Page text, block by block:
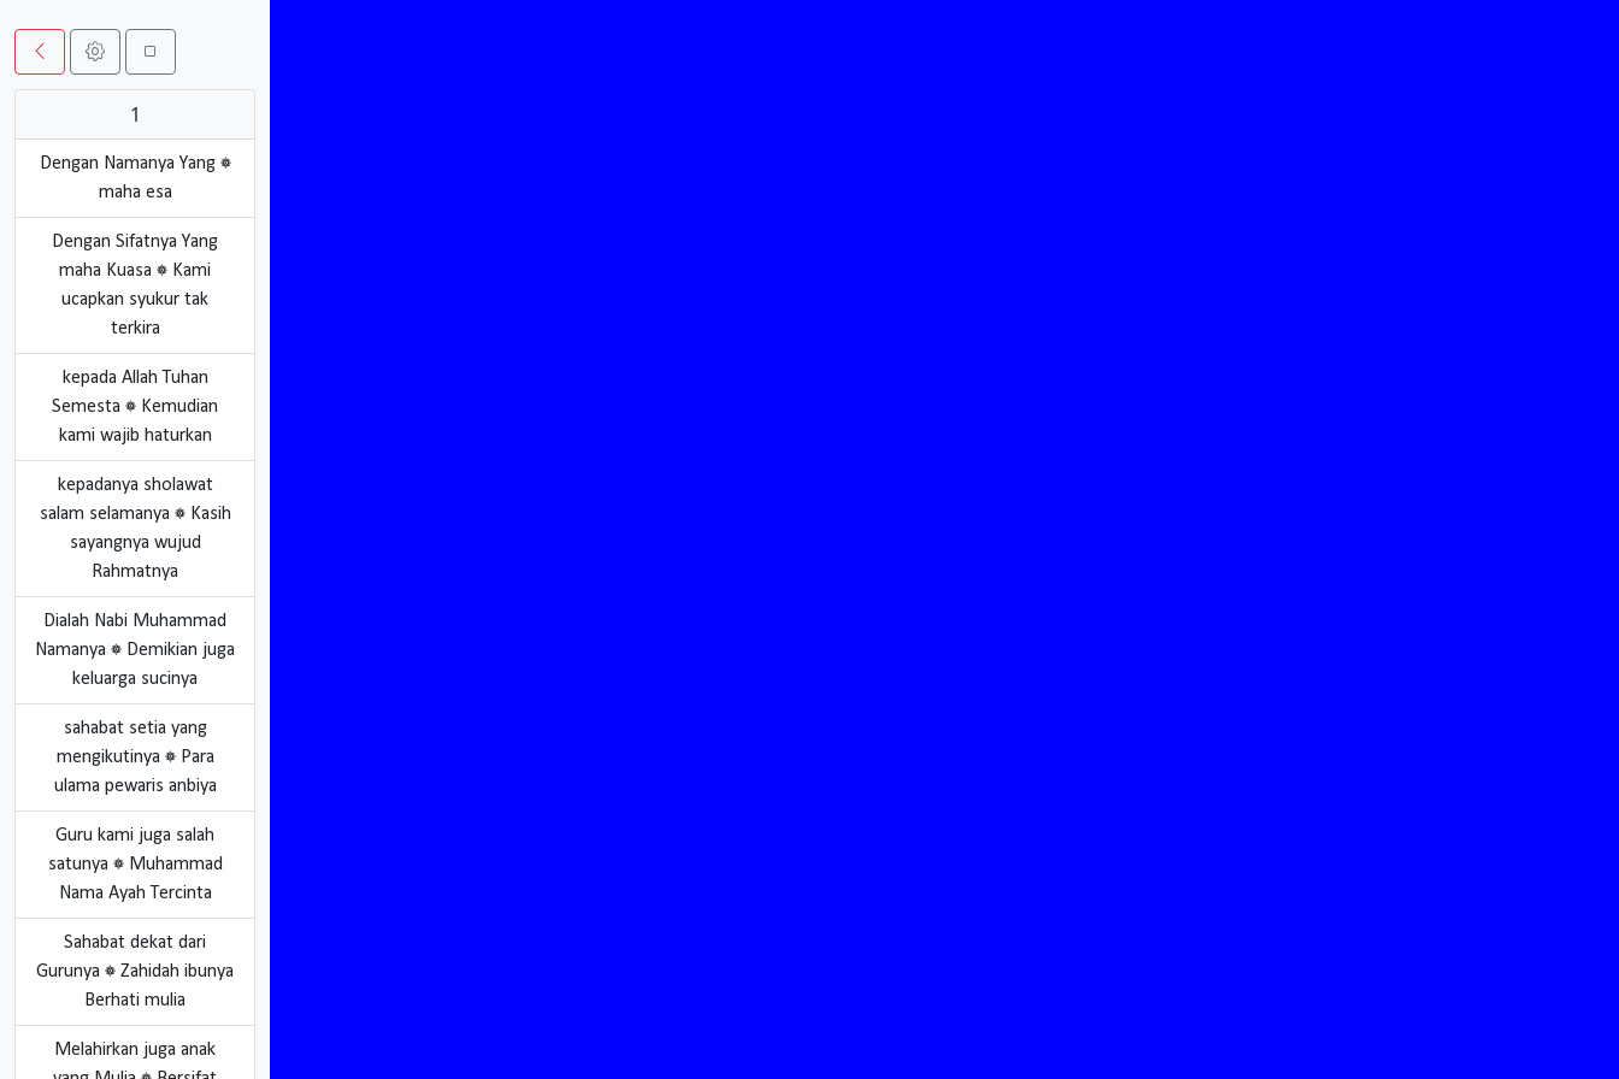
1
۞ Dengan Namanya Yang
maha esa
Dengan Sifatnya Yang
maha Kuasa ۞ Kami
ucapkan syukur tak
terkira
kepada Allah Tuhan
Semesta ۞ Kemudian
kami wajib haturkan
kepadanya sholawat
salam selamanya ۞ Kasih
sayangnya wujud
Rahmatnya
Dialah Nabi Muhammad
Namanya ۞ Demikian juga
keluarga sucinya
sahabat setia yang
mengikutinya ۞ Para
ulama pewaris anbiya
Guru kami juga salah
satunya ۞ Muhammad
Nama Ayah Tercinta
Sahabat dekat dari
Gurunya ۞ Zahidah ibunya
Berhati mulia
Melahirkan juga anak